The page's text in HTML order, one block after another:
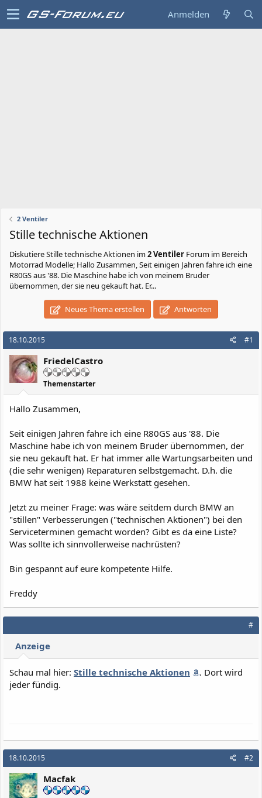
Anmelden
2 Ventiler
Stille technische Aktionen
DiskutiereStille technische Aktionen im2 Ventiler Forum im Bereich
Motorrad Modelle; Hallo Zusammen, Seit einigen Jahren fahre ich eine
R80GS aus '88. Die Maschine habe ich von meinem Bruder
übernommen, der sie neu gekauft hat. Er...
Neues Thema erstellen Antworten
18.10.2015 #1
FriedelCastro
Themenstarter
Hallo Zusammen,
Seit einigen Jahren fahre ich eine R80GS aus '88. Die
Maschine habe ich von meinem Bruder übernommen, der
sie neu gekauft hat. Er hat immer alle Wartungsarbeiten und
(die sehr wenigen) Reparaturen selbstgemacht. D.h. die
BMW hat seit 1988 keine Werkstatt gesehen.
Jetzt zu meiner Frage: was wäre seitdem durch BMW an
"stillen" Verbesserungen ("technischen Aktionen") bei den
Serviceterminen gemacht worden? Gibt es da eine Liste?
Was sollte ich sinnvollerweise nachrüsten?
Bin gespannt auf eure kompetente Hilfe.
Freddy
#
Anzeige
Schau mal hier: Stille technische Aktionen
. Dort wird
jeder fündig.
18.10.2015 #2
Macfak